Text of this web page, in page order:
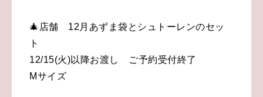
🎄店舗 12月あずま袋とシュトーレンのセッ
ト
12/15(火)以降お渡し ご予約受付終了
Mサイズ